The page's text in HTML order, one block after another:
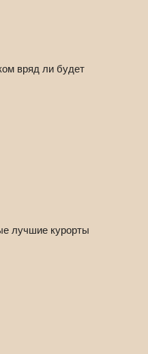
вряд ли будет
лучшие курорты